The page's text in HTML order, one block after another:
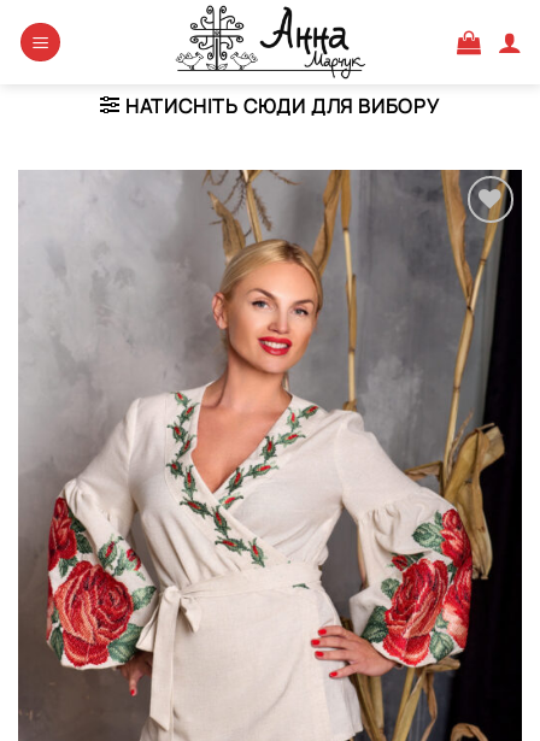
НАТИСНІТЬ СЮДИ ДЛЯ ВИБОРУ
Додати
виріб у
вибране